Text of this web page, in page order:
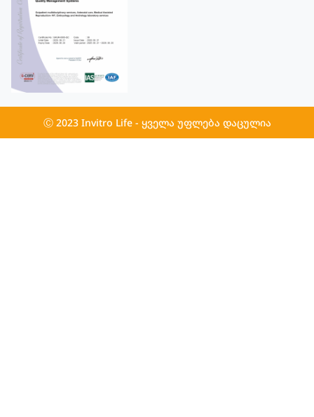
Ⓒ 2023 Invitro Life - ყველა უფლება დაცულია